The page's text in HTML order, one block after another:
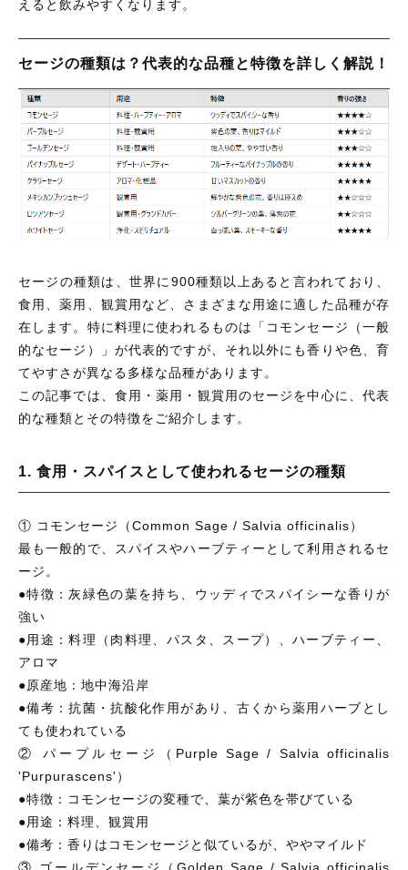
えると飲みやすくなります。
セージの種類は？代表的な品種と特徴を詳しく解説！
セージの種類は、世界に900種類以上あると言われており、
食用、薬用、観賞用など、さまざまな用途に適した品種が存
在します。特に料理に使われるものは「コモンセージ（一般
的なセージ）」が代表的ですが、それ以外にも香りや色、育
てやすさが異なる多様な品種があります。
この記事では、食用・薬用・観賞用のセージを中心に、代表
的な種類とその特徴をご紹介します。
1. 食用・スパイスとして使われるセージの種類
① コモンセージ（Common Sage / Salvia officinalis）
最も一般的で、スパイスやハーブティーとして利用されるセ
ージ。
●特徴：灰緑色の葉を持ち、ウッディでスパイシーな香りが
強い
●用途：料理（肉料理、パスタ、スープ）、ハーブティー、
アロマ
●原産地：地中海沿岸
●備考：抗菌・抗酸化作用があり、古くから薬用ハーブとし
ても使われている
② パープルセージ（Purple Sage / Salvia officinalis
'Purpurascens'）
●特徴：コモンセージの変種で、葉が紫色を帯びている
●用途：料理、観賞用
●備考：香りはコモンセージと似ているが、ややマイルド